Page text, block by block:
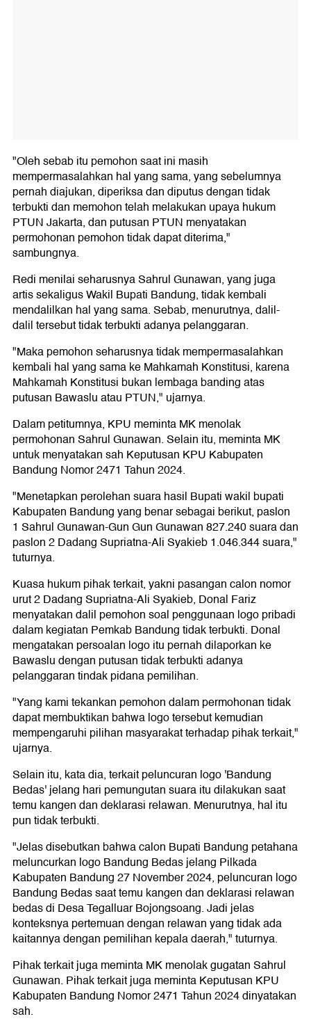
"Oleh sebab itu pemohon saat ini masih
mempermasalahkan hal yang sama, yang sebelumnya
pernah diajukan, diperiksa dan diputus dengan tidak
terbukti dan memohon telah melakukan upaya hukum
PTUN Jakarta, dan putusan PTUN menyatakan
permohonan pemohon tidak dapat diterima,"
sambungnya.
Redi menilai seharusnya Sahrul Gunawan, yang juga
artis sekaligus Wakil Bupati Bandung, tidak kembali
mendalilkan hal yang sama. Sebab, menurutnya, dalil-
dalil tersebut tidak terbukti adanya pelanggaran.
"Maka pemohon seharusnya tidak mempermasalahkan
kembali hal yang sama ke Mahkamah Konstitusi, karena
Mahkamah Konstitusi bukan lembaga banding atas
putusan Bawaslu atau PTUN," ujarnya.
Dalam petitumnya, KPU meminta MK menolak
permohonan Sahrul Gunawan. Selain itu, meminta MK
untuk menyatakan sah Keputusan KPU Kabupaten
Bandung Nomor 2471 Tahun 2024.
"Menetapkan perolehan suara hasil Bupati wakil bupati
Kabupaten Bandung yang benar sebagai berikut, paslon
1 Sahrul Gunawan-Gun Gun Gunawan 827.240 suara dan
paslon 2 Dadang Supriatna-Ali Syakieb 1.046.344 suara,"
tuturnya.
Kuasa hukum pihak terkait, yakni pasangan calon nomor
urut 2 Dadang Supriatna-Ali Syakieb, Donal Fariz
menyatakan dalil pemohon soal penggunaan logo pribadi
dalam kegiatan Pemkab Bandung tidak terbukti. Donal
mengatakan persoalan logo itu pernah dilaporkan ke
Bawaslu dengan putusan tidak terbukti adanya
pelanggaran tindak pidana pemilihan.
"Yang kami tekankan pemohon dalam permohonan tidak
dapat membuktikan bahwa logo tersebut kemudian
mempengaruhi pilihan masyarakat terhadap pihak terkait,"
ujarnya.
Selain itu, kata dia, terkait peluncuran logo 'Bandung
Bedas' jelang hari pemungutan suara itu dilakukan saat
temu kangen dan deklarasi relawan. Menurutnya, hal itu
pun tidak terbukti.
"Jelas disebutkan bahwa calon Bupati Bandung petahana
meluncurkan logo Bandung Bedas jelang Pilkada
Kabupaten Bandung 27 November 2024, peluncuran logo
Bandung Bedas saat temu kangen dan deklarasi relawan
bedas di Desa Tegalluar Bojongsoang. Jadi jelas
konteksnya pertemuan dengan relawan yang tidak ada
kaitannya dengan pemilihan kepala daerah," tuturnya.
Pihak terkait juga meminta MK menolak gugatan Sahrul
Gunawan. Pihak terkait juga meminta Keputusan KPU
Kabupaten Bandung Nomor 2471 Tahun 2024 dinyatakan
sah.